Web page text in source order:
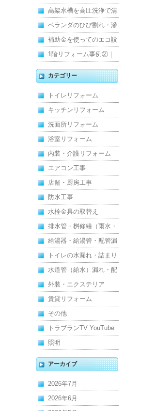
寒くて断熱ドアに交換し
ました
高架水槽を高圧洗浄で清
掃！衛生的な給水環境を
維持｜施工事例
ベランダのひび割れ・滲
みを解消！賃貸マンショ
ン防水工事
補助金を使ってのエコ設
備住宅リフォーム
1階リフォーム事例②｜
キッチン・床・収納を一
新し、扉新設で動線を整
えた全面改修
カテゴリー
トイレリフォーム
キッチンリフォーム
洗面所リフォーム
浴室リフォーム
内装・介護リフォーム
エアコン工事
店舗・厨房工事
防水工事
水栓金具の取替え
排水管・桝修繕（雨水・
汚水）
給湯器・給湯管・配管漏
れ
トイレの水漏れ・詰まり
水道管（給水）漏れ・配
管
外装・エクステリア
賃貸リフォーム
その他
トラブランTV YouTube
照明
アーカイブ
2026年7月
2026年6月